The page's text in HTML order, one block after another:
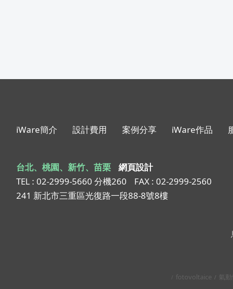
iWare簡介 設計費用 案例分享 iWare作品
台北、桃園、新竹、苗栗
網頁設計
TEL : 02-2999-5660 分機260
FAX : 02-2999-2560
241 新北市三重區光復路一段88-8號8樓
fotovoltaice 氣